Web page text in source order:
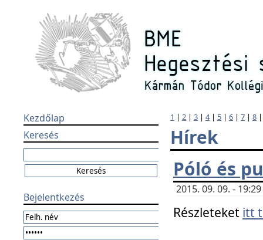
Kezdőlap
Keresés
Bejelentkezés
1 | 2 | 3 | 4| 5 | 6 | 7 | 8
Hírek
Póló és
2015. 09. 09. -
Részleteket itt